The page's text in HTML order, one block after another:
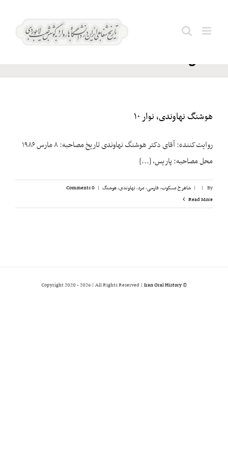
آرام؛
حسن
Search
هوشنگ نهاوندی، نوار ۱۰
روایت‌کننده: آقای دکتر هوشنگ نهاوندی تاریخ مصاحبه: ۸ مارس ۱۹۸۶
محل مصاحبه: پاریس، [...]
By
|
| شاهرخ مسکوب,فارسی,مرد,نهاوندی، هوشنگ |
0 Comments
Read More
© Copyright 2020 -
2026 | All Rights Reserved | Iran Oral History